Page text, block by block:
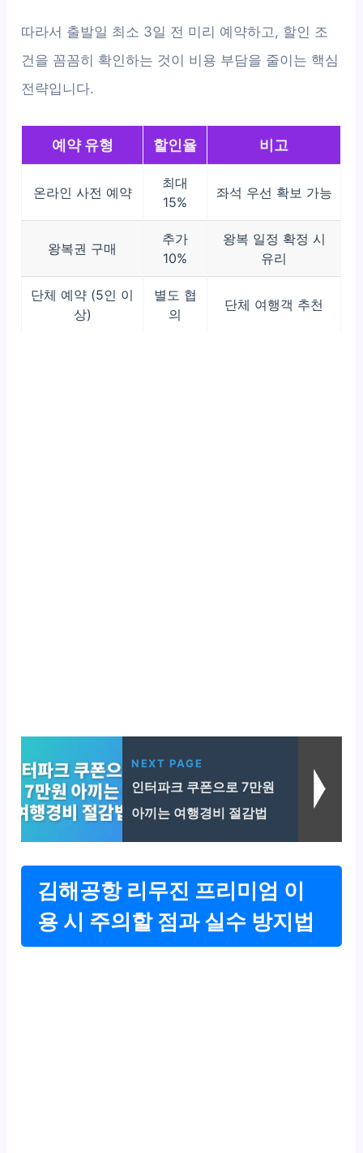
따라서 출발일 최소 3일 전 미리 예약하고, 할인 조
건을 꼼꼼히 확인하는 것이 비용 부담을 줄이는 핵심
전략입니다.
예약 유형 할인율 비고
온라인 사전 예약
최대
15%
좌석 우선 확보 가능
왕복권 구매
추가
10%
왕복 일정 확정 시
유리
단체 예약 (5인 이
상)
별도 협
의
단체 여행객 추천
NEXT PAGE
인터파크 쿠폰으로 7만원
아끼는 여행경비 절감법
김해공항 리무진 프리미엄 이
용 시 주의할 점과 실수 방지법